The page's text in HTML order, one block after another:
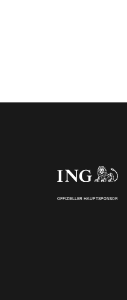
OFFIZIELLER HAUPTSPONSOR